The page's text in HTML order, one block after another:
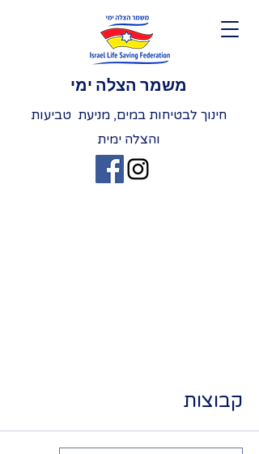
משמר הצלה ימי
חינוך לבטיחות במים, מניעת טביעות
והצלה ימית
קבוצות